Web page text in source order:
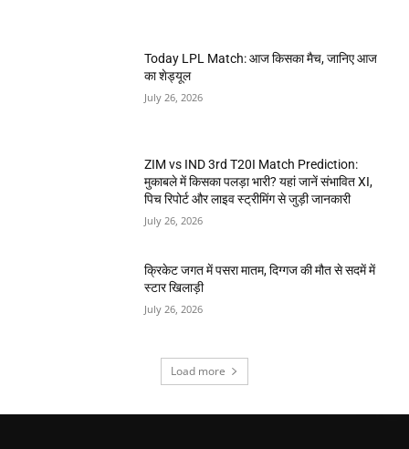
Today LPL Match: आज किसका मैच, जानिए आज
का शेड्यूल
July 26, 2026
ZIM vs IND 3rd T20I Match Prediction:
मुकाबले में किसका पलड़ा भारी? यहां जानें संभावित XI,
पिच रिपोर्ट और लाइव स्ट्रीमिंग से जुड़ी जानकारी
July 26, 2026
क्रिकेट जगत में पसरा मातम, दिग्गज की मौत से सदमें में
स्टार खिलाड़ी
July 26, 2026
Load more